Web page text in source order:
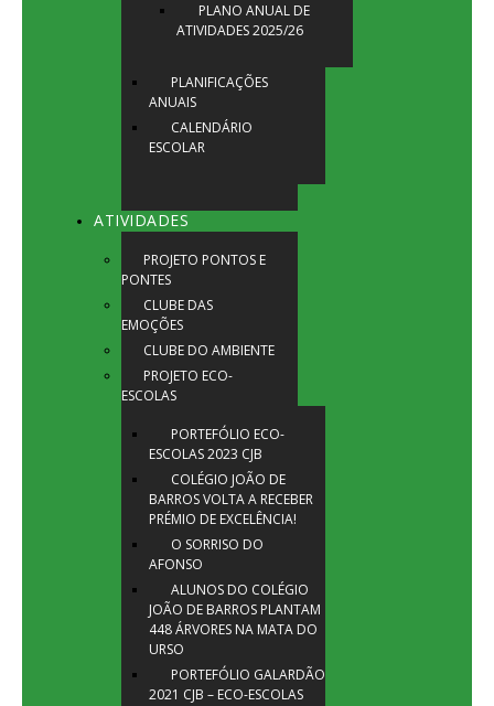
PLANO ANUAL DE
ATIVIDADES 2025/26
PLANIFICAÇÕES
ANUAIS
CALENDÁRIO
ESCOLAR
ATIVIDADES
PROJETO PONTOS E
PONTES
CLUBE DAS
EMOÇÕES
CLUBE DO AMBIENTE
PROJETO ECO-
ESCOLAS
PORTEFÓLIO ECO-
ESCOLAS 2023 CJB
COLÉGIO JOÃO DE
BARROS VOLTA A RECEBER
PRÉMIO DE EXCELÊNCIA!
O SORRISO DO
AFONSO
ALUNOS DO COLÉGIO
JOÃO DE BARROS PLANTAM
448 ÁRVORES NA MATA DO
URSO
PORTEFÓLIO GALARDÃO
2021 CJB – ECO-ESCOLAS